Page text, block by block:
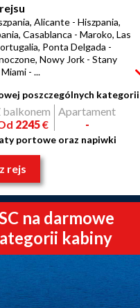
Alicante - Hiszpania,
Casablanca - Maroko, Las
Ponta Delgada -
Nowy Jork - Stany
- ...
poszczególnych kategorii
balkonem
2245€
Apartament
-
portowe oraz napiwki
rejs
na darmowe
kabiny